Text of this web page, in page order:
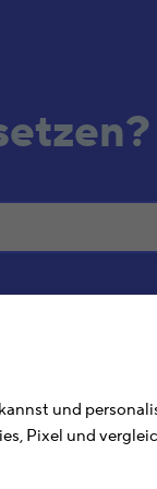
und
Pixel und